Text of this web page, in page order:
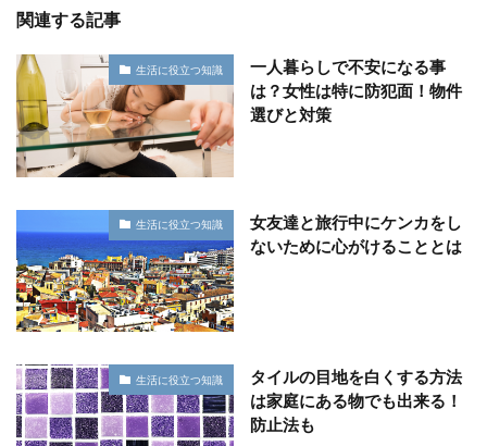
関連する記事
生活に役立つ知識
一人暮らしで不安になる事
は？女性は特に防犯面！物件
選びと対策
生活に役立つ知識
女友達と旅行中にケンカをし
ないために心がけることとは
生活に役立つ知識
タイルの目地を白くする方法
は家庭にある物でも出来る！
防止法も